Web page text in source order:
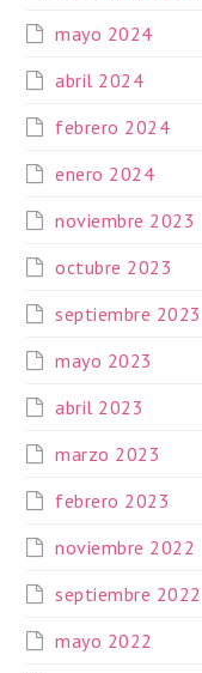
mayo 2024
abril 2024
febrero 2024
enero 2024
noviembre 2023
octubre 2023
septiembre 2023
mayo 2023
abril 2023
marzo 2023
febrero 2023
noviembre 2022
septiembre 2022
mayo 2022